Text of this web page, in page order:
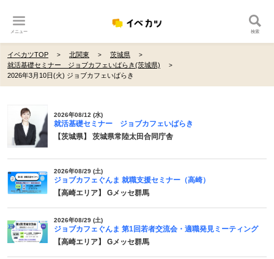
メニュー 検索
イベカツTOP 北関東
茨城県
就活基礎セミナー ジョブカフェいばらき(茨城県)
2026年3月10日(火) ジョブカフェいばらき
2026年08/12 (水)
就活基礎セミナー ジョブカフェいばらき
【茨城県】 茨城県常陸太田合同庁舎
2026年08/29 (土)
ジョブカフェぐんま 就職支援セミナー（高崎）
【高崎エリア】 Gメッセ群馬
2026年08/29 (土)
ジョブカフェぐんま 第1回若者交流会・適職発見ミーティング
【高崎エリア】 Gメッセ群馬